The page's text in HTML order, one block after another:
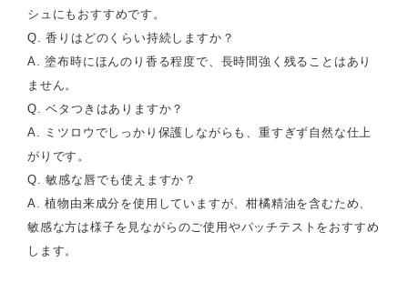
シュにもおすすめです。
Q. 香りはどのくらい持続しますか？
A. 塗布時にほんのり香る程度で、長時間強く残ることはあり
ません。
Q. ベタつきはありますか？
A. ミツロウでしっかり保護しながらも、重すぎず自然な仕上
がりです。
Q. 敏感な唇でも使えますか？
A. 植物由来成分を使用していますが、柑橘精油を含むため、
敏感な方は様子を見ながらのご使用やパッチテストをおすすめ
します。